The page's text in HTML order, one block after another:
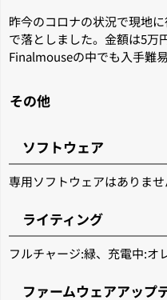
昨今のコロナの状況で現地
で落としました。金額は5万
Finalmouseの中でも入手難
その他
ソフトウェア
専用ソフトウェアはありませ
ライティング
フルチャージ:緑、充電中:オ
ファームウェアアッ